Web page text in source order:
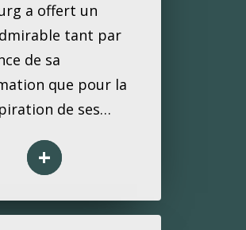
a offert un
tant par
de sa
que pour la
de ses…
+